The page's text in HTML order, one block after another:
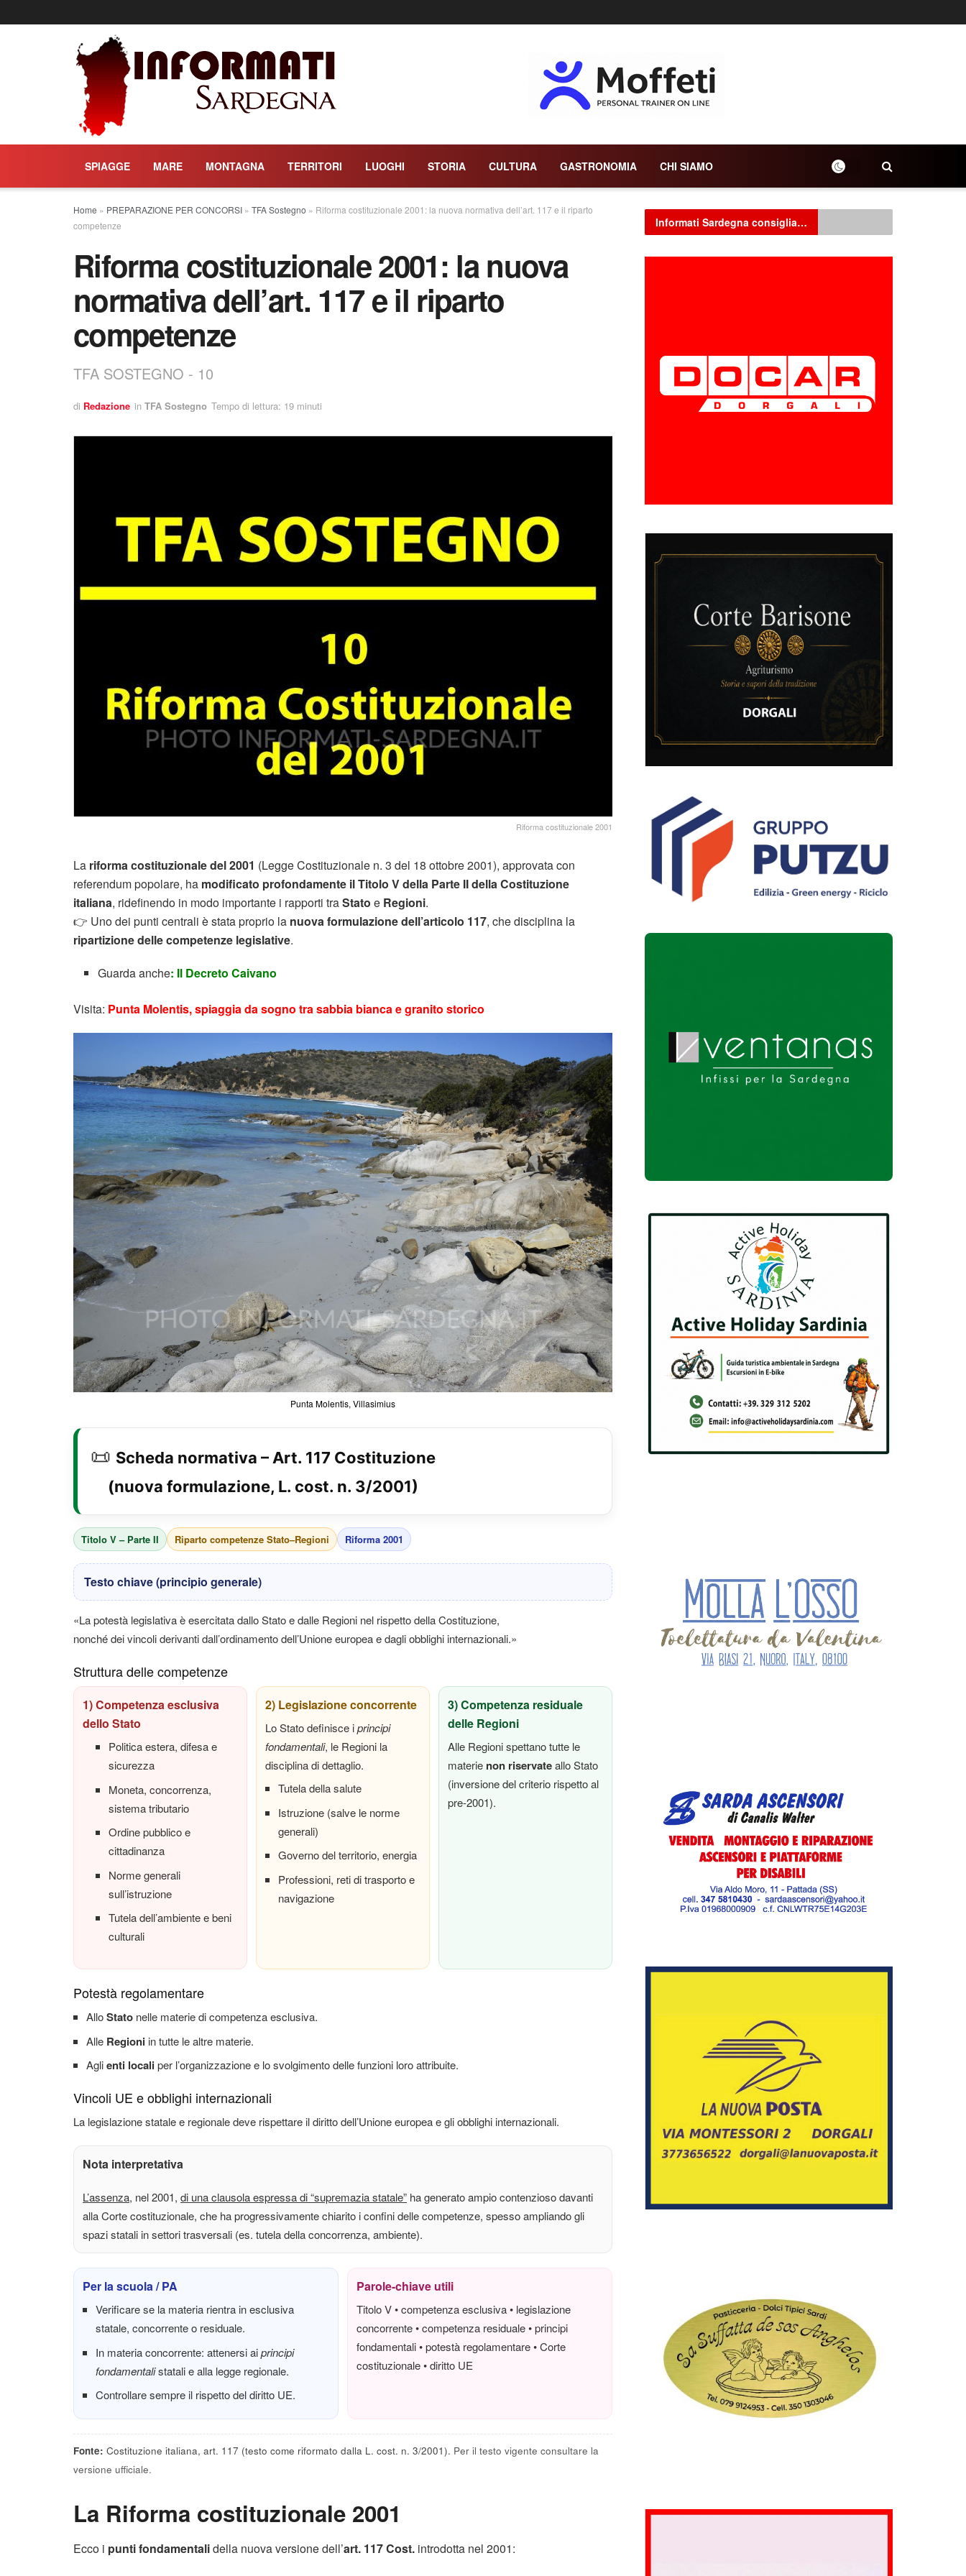
SPIAGGE MARE MONTAGNA TERRITORI LUOGHI STORIA CULTURA GASTRONOMIA CHI SIAMO
Home » PREPARAZIONE PER CONCORSI » TFA Sostegno » Riforma costituzionale 2001: la nuova normativa dell’art. 117 e il riparto
competenze
Riforma costituzionale 2001: la nuova
normativa dell’art. 117 e il riparto
competenze
TFA SOSTEGNO - 10
di Redazione in TFA Sostegno Tempo di lettura: 19 minuti
Riforma costituzionale 2001
La riforma costituzionale del 2001 (Legge Costituzionale n. 3 del 18 ottobre 2001), approvata con
referendum popolare, ha modificato profondamente il Titolo V della Parte II della Costituzione
italiana, ridefinendo in modo importante i rapporti traStato e Regioni.
👉 Uno dei punti centrali è stata proprio la nuova formulazione dell’articolo 117, che disciplina la
ripartizione delle competenze legislative.
Guarda anche: Il Decreto Caivano
Visita: Punta Molentis, spiaggia da sogno tra sabbia bianca e granito storico
Punta Molentis, Villasimius
📜 Scheda normativa – Art. 117 Costituzione
(nuova formulazione, L. cost. n. 3/2001)
Titolo V – Parte II Riparto competenze Stato–Regioni Riforma 2001
Testo chiave (principio generale)
«La potestà legislativa è esercitata dallo Stato e dalle Regioni nel rispetto della Costituzione,
nonché dei vincoli derivanti dall’ordinamento dell’Unione europea e dagli obblighi internazionali.»
Struttura delle competenze
1) Competenza esclusiva
dello Stato
Politica estera, difesa e
sicurezza
Moneta, concorrenza,
sistema tributario
Ordine pubblico e
cittadinanza
Norme generali
sull’istruzione
Tutela dell’ambiente e beni
culturali
2) Legislazione concorrente
Lo Stato definisce iprincipi
fondamentali, le Regioni la
disciplina di dettaglio.
Tutela della salute
Istruzione (salve le norme
generali)
Governo del territorio, energia
Professioni, reti di trasporto e
navigazione
3) Competenza residuale
delle Regioni
Alle Regioni spettano tutte le
materie non riservateallo Stato
(inversione del criterio rispetto al
pre-2001).
Potestà regolamentare
AlloStato nelle materie di competenza esclusiva.
Alle Regioni in tutte le altre materie.
Aglienti localiper l’organizzazione e lo svolgimento delle funzioni loro attribuite.
Vincoli UE e obblighi internazionali
La legislazione statale e regionale deve rispettare il diritto dell’Unione europea e gli obblighi internazionali.
Nota interpretativa
L’assenza, nel 2001, di una clausola espressa di “supremazia statale” ha generato ampio contenzioso davanti
alla Corte costituzionale, che ha progressivamente chiarito i confini delle competenze, spesso ampliando gli
spazi statali in settori trasversali (es. tutela della concorrenza, ambiente).
Per la scuola / PA
Verificare se la materia rientra in esclusiva
statale, concorrente o residuale.
In materia concorrente: attenersi aiprincipi
fondamentalistatali e alla legge regionale.
Controllare sempre il rispetto del diritto UE.
Parole-chiave utili
Titolo V • competenza esclusiva • legislazione
concorrente • competenza residuale • principi
fondamentali • potestà regolamentare • Corte
costituzionale • diritto UE
Fonte: Costituzione italiana, art. 117 (testo come riformato dalla L. cost. n. 3/2001). Per il testo vigente consultare la
versione ufficiale.
La Riforma costituzionale 2001
Ecco i punti fondamentalidella nuova versione dell’art. 117 Cost. introdotta nel 2001:
Informati Sardegna consiglia…